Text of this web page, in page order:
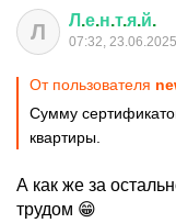
Л Л .е.н.т.я.й.
07:32, 23.06.2025
От пользователя
Сумму
квартиры.
А как же за
трудом 😁